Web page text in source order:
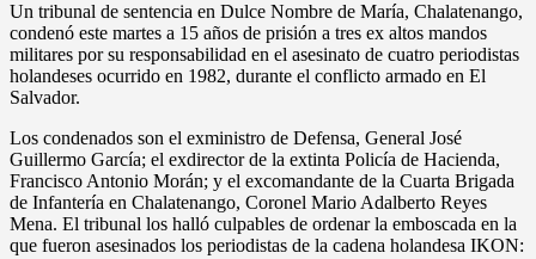
Un tribunal de sentencia en Dulce Nombre de María, Chalatenango,
condenó este martes a 15 años de prisión a tres ex altos mandos
militares por su responsabilidad en el asesinato de cuatro periodistas
holandeses ocurrido en 1982, durante el conflicto armado en El
Salvador.
Los condenados son el exministro de Defensa, General José
Guillermo García; el exdirector de la extinta Policía de Hacienda,
Francisco Antonio Morán; y el excomandante de la Cuarta Brigada
de Infantería en Chalatenango, Coronel Mario Adalberto Reyes
Mena. El tribunal los halló culpables de ordenar la emboscada en la
que fueron asesinados los periodistas de la cadena holandesa IKON: